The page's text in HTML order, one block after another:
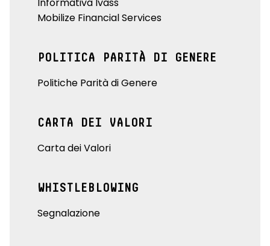
Mobilize Financial Services
POLITICA PARITÀ DI GENERE
Politiche Parità di Genere
CARTA DEI VALORI
Carta dei Valori
WHISTLEBLOWING
Segnalazione